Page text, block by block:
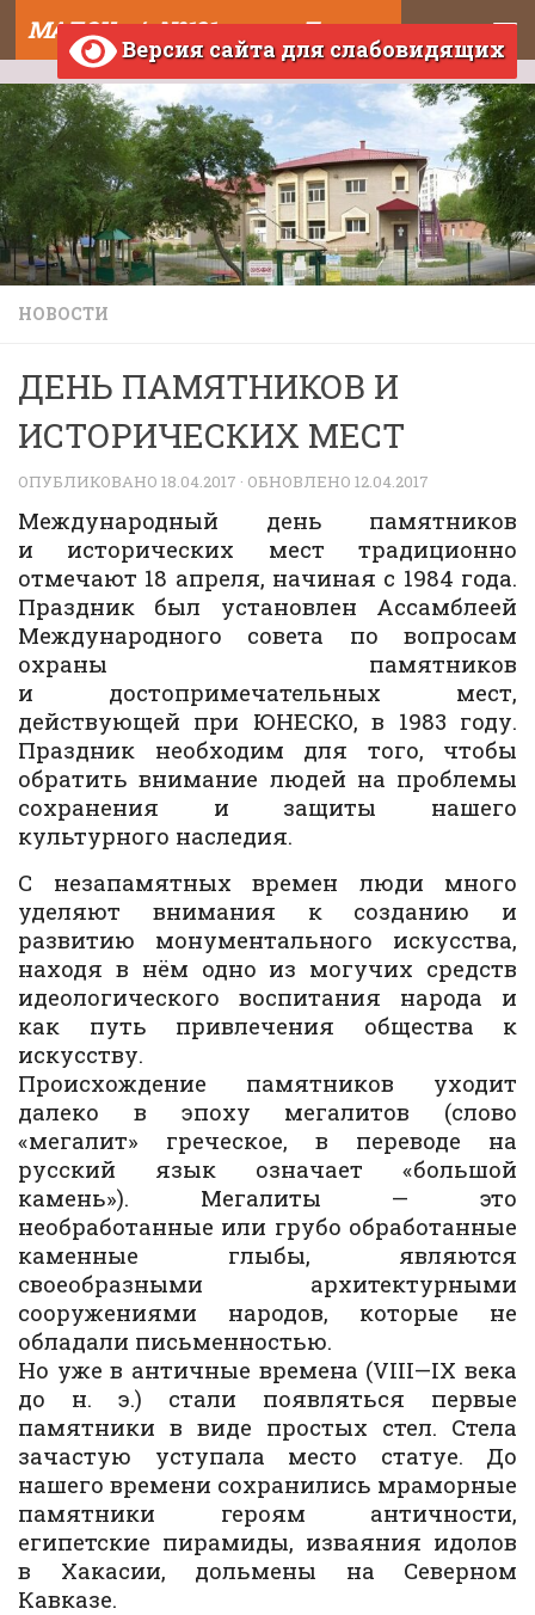
Skip to content МАДОУ д/с №121 города Тюмени
Версия сайта для слабовидящих
НОВОСТИ
ДЕНЬ ПАМЯТНИКОВ И
ИСТОРИЧЕСКИХ МЕСТ
ОПУБЛИКОВАНО 18.04.2017 · ОБНОВЛЕНО 12.04.2017
Международный день памятников
и исторических мест традиционно
отмечают 18 апреля, начиная с 1984 года.
Праздник был установлен Ассамблеей
Международного совета по вопросам
охраны памятников
и достопримечательных мест,
действующей при ЮНЕСКО, в 1983 году.
Праздник необходим для того, чтобы
обратить внимание людей на проблемы
сохранения и защиты нашего
культурного наследия.
С незапамятных времен люди много
уделяют внимания к созданию и
развитию монументального искусства,
находя в нём одно из могучих средств
идеологического воспитания народа и
как путь привлечения общества к
искусству.
Происхождение памятников уходит
далеко в эпоху мегалитов (слово
«мегалит» греческое, в переводе на
русский язык означает «большой
камень»). Мегалиты — это
необработанные или грубо обработанные
каменные глыбы, являются
своеобразными архитектурными
сооружениями народов, которые не
обладали письменностью.
Но уже в античные времена (VIII—IX века
до н. э.) стали появляться первые
памятники в виде простых стел. Стела
зачастую уступала место статуе. До
нашего времени сохранились мраморные
памятники героям античности,
египетские пирамиды, изваяния идолов
в Хакасии, дольмены на Северном
Кавказе.